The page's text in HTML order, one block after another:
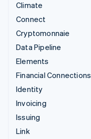
Climate
Connect
Cryptomonnaie
Data Pipeline
Elements
Financial Connections
Identity
Invoicing
Issuing
Link